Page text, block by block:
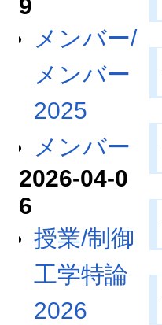
9
メンバー/
メンバー
2025
メンバー
2026-04-0
6
授業/制御
工学特論
2026